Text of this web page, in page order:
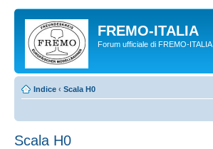
FREMO-ITALIA
Forum ufficiale di FREMO-ITALIA
Indice ‹ Scala H0
Scala H0